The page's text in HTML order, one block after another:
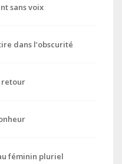
sans voix
dans l’obscurité
retour
féminin pluriel